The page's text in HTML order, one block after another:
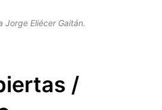
Jorge Eliécer Gaitán.
/